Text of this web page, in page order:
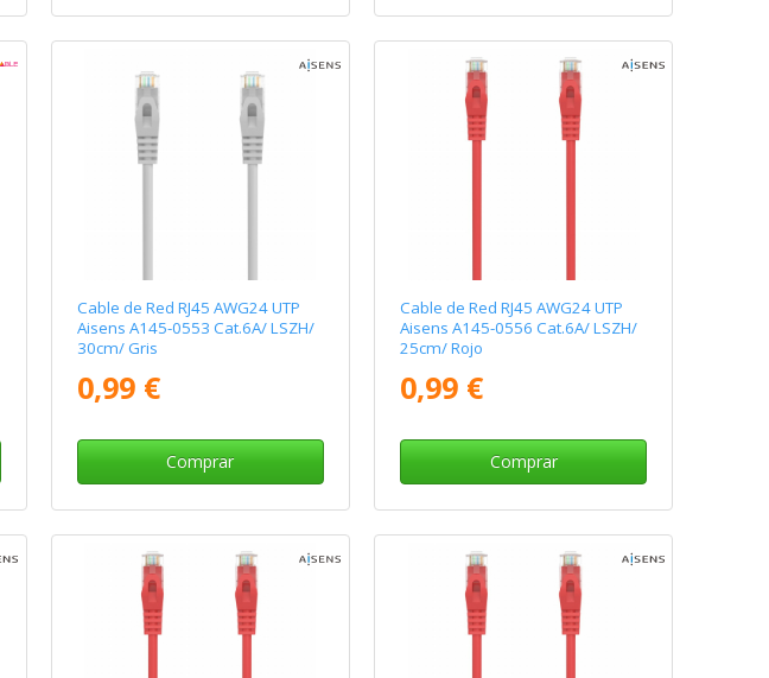
Cable de Red RJ45 AWG24 UTP
Aisens A145-0553 Cat.6A/ LSZH/
30cm/ Gris
0,99 €
Comprar
Cable de Red RJ45 AWG24 UTP
Aisens A145-0556 Cat.6A/ LSZH/
25cm/ Rojo
0,99 €
Comprar